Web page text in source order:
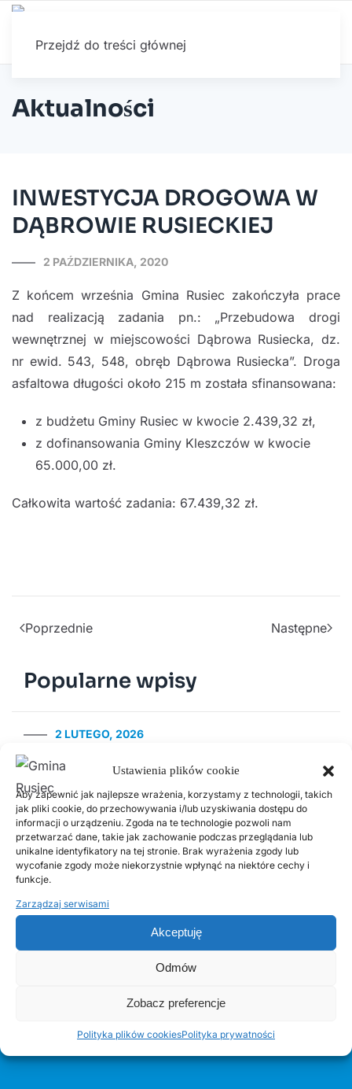
Ustawienia plików cookie
Aby zapewnić jak najlepsze wrażenia, korzystamy z technologii, takich
jak pliki cookie, do przechowywania i/lub uzyskiwania dostępu do
informacji o urządzeniu. Zgoda na te technologie pozwoli nam
przetwarzać dane, takie jak zachowanie podczas przeglądania lub
unikalne identyfikatory na tej stronie. Brak wyrażenia zgody lub
wycofanie zgody może niekorzystnie wpłynąć na niektóre cechy i
funkcje.
Zarządzaj serwisami
Akceptuję
Odmów
Zobacz preferencje
Polityka plików cookiesPolityka prywatności
Przejdź do treści głównej
Aktualności
INWESTYCJA DROGOWA W
DĄBROWIE RUSIECKIEJ
2 PAŹDZIERNIKA, 2020
Z końcem września Gmina Rusiec zakończyła prace
nad realizacją zadania pn.: „Przebudowa drogi
wewnętrznej w miejscowości Dąbrowa Rusiecka, dz.
nr ewid. 543, 548, obręb Dąbrowa Rusiecka”. Droga
asfaltowa długości około 215 m została sfinansowana:
z budżetu Gminy Rusiec w kwocie 2.439,32 zł,
z dofinansowania Gminy Kleszczów w kwocie
65.000,00 zł.
Całkowita wartość zadania: 67.439,32 zł.
Poprzednie Następne
Popularne wpisy
2 LUTEGO, 2026
zasady przyjmowania odpadów
18 LISTOPADA, 2025
Harmonogram odbioru odpadów
komunalnych w 2026 roku
Kurenda
Odnawialne źródła energii w Gminie Rusiec –